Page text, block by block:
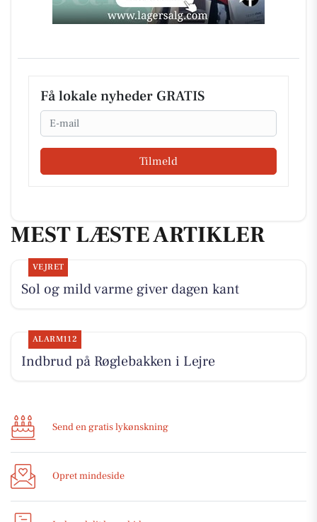
Få lokale nyheder GRATIS
Email
Tilmeld
MEST LÆSTE ARTIKLER
VEJRET
Sol og mild varme giver dagen kant
ALARM112
Indbrud på Røglebakken i Lejre
Send en gratis lykønskning
Opret mindeside